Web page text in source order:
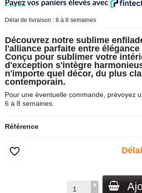
Délai de livraison : 6 à 8 semaines
Découvrez notre sublime
l'alliance parfaite entre
Conçu pour sublimer votre
d'exception s'intègre
n'importe quel décor, du plus
contemporain.
Pour une éventuelle commande, prévoyez
6 à 8 semaines.
Référence
favorite_border